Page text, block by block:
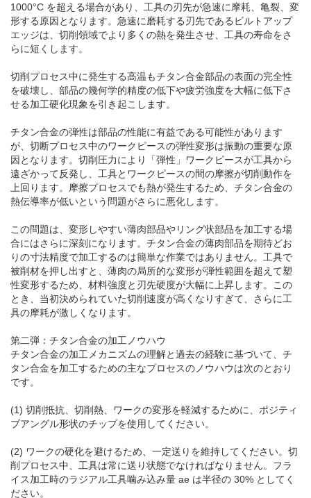
1000°C を超える場合があり、工具の刃先が急速に摩耗、亀裂、変
形する原因となります。急速に磨耗する刃先であるビルトアップ
エッジは、切削領域でより多くの熱を発生させ、工具の寿命をさ
らに短くします。
切削プロセス中に発生する高温もチタン合金部品の表面の完全性
を破壊し、部品の幾何学的精度の低下や疲労強度を大幅に低下さ
せる加工硬化現象を引き起こします。
チタン合金の弾性は部品の性能に有益である可能性があります
が、切断プロセス中のワークピースの弾性変形は振動の重要な原
因となります。切削圧力により「弾性」ワークピースが工具から
遠ざかって反発し、工具とワークピースの間の摩擦が切削動作を
上回ります。摩擦プロセスでも熱が発生するため、チタン合金の
熱伝導率が低いという問題がさらに悪化します。
この問題は、変形しやすい薄肉部品やリング状部品を加工する場
合にはさらに深刻になります。チタン合金の薄肉部品を期待どお
りの寸法精度で加工するのは簡単な作業ではありません。工具で
被削材を押し出すと、薄肉の局所的な変形が弾性範囲を超えて塑
性変形するため、材料強度と刃先硬度が大幅に上昇します。この
とき、当初決められていた切削速度が高くなりすぎて、さらに工
具の摩耗が激しくなります。
第二弾：チタン合金の加工ノウハウ
チタン合金の加工メカニズムの理解と過去の経験に基づいて、チ
タン合金を加工するための主なプロセスのノウハウは次のとおり
です。
(1) 切削抵抗、切削熱、ワークの変形を軽減するために、ポジティ
ブアングル形状のチップを使用してください。
(2) ワークの硬化を避けるため、一定送りを維持してください。切
削プロセス中、工具は常に送り状態でなければなりません。フラ
イス加工時のラジアル工具噛み込み量 ae は半径の 30% としてく
ださい。